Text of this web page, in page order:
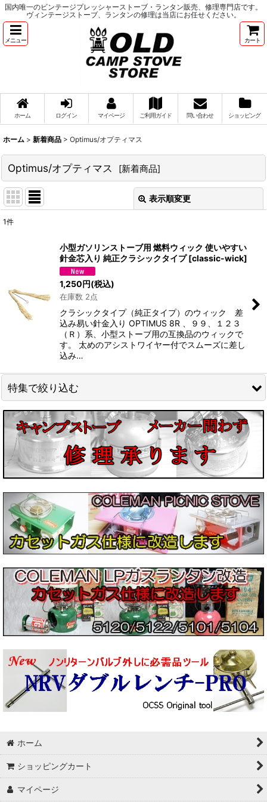
国内唯一のビンテージプレッシャーストーブ・ランタン販売、修理専門店です。
ヴィンテージストーブ、ランタンの修理は当店にお任せください。
メニュー カート
ホーム ログイン マイページ ご利用ガイド 問い合わせ ショッピング
ホーム > 新着商品 > Optimus/オプティマス
Optimus/オプティマス [新着商品]
表示順変更
1件
小型ガソリンストーブ用 燃料ウィック 使いやすい
針金芯入り 純正クラシックタイプ [classic-wick]
1,250 円(税込)
在庫数 2点
クラシックタイプ（純正タイプ）のウィック 差
込み易い針金入り OPTIMUS 8R 、９９、１２３
（Ｒ）系、小型ストーブ用の互換品のウィックで
す。 太めのアシストワイヤー付でスムーズに差し
込み…
特集で絞り込む
Phoebus/ホエーブス
Radius/ラディウス
Optimus/オプティマス
Primus/プリムス
ENDERS/エンダース
Repair parts
MANASLU/マナスル
Svea/ スベア
コールマン/Coleman
ミリタリーグッツ
SIGG
ミリタリーストーブ
韓国バーナー
武井バーナー
ホーム
ショッピングカート
マイページ